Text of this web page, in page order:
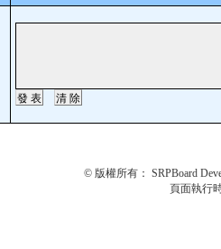
© 版權所有： SRPBoard
頁面執行